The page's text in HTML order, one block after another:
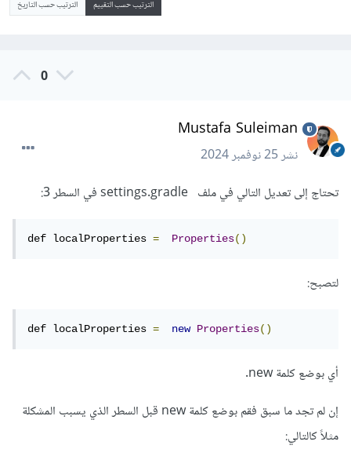
الترتيب حسب التقييم الترتيب حسب التاريخ
0
Mustafa Suleiman
نشر25 نوفمبر 2024
تحتاج إلى تعديل التالي في ملف settings.gradle في السطر 3:
def localProperties = Properties()
لتصبح:
def localProperties = new Properties()
أي بوضع كلمة new.
إن لم تجد ما سبق فقم بوضع كلمة new قبل السطر الذي يسبب المشكلة
مثلاً كالتالي: